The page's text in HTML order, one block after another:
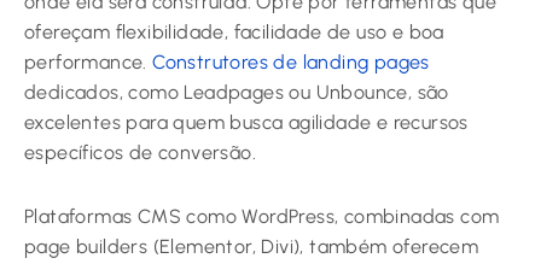
ofereçam flexibilidade, facilidade de uso e boa
performance.Construtores de landing pages
dedicados, como Leadpages ou Unbounce, são
excelentes para quem busca agilidade e recursos
específicos de conversão.
Plataformas CMS como WordPress, combinadas com
page builders (Elementor, Divi), também oferecem